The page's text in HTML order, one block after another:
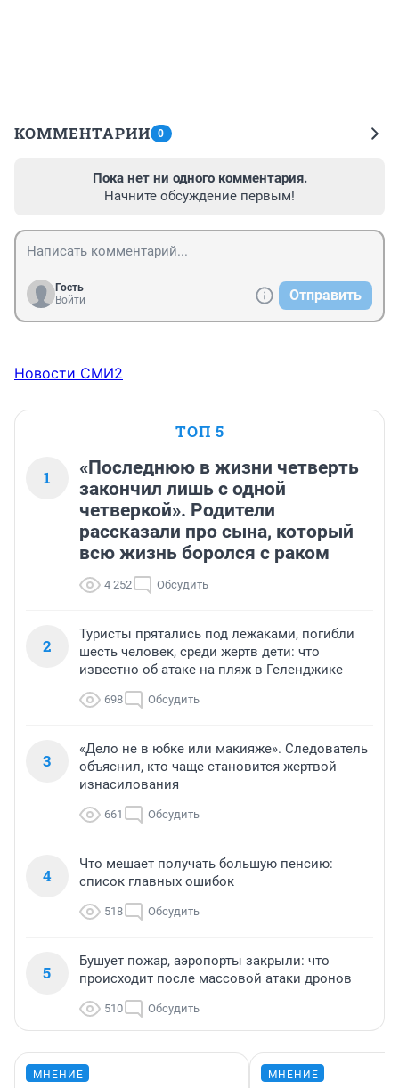
КОММЕНТАРИИ 0
Пока нет ни одного комментария.
Начните обсуждение первым!
Гость
Войти
Отправить
Новости СМИ2
ТОП 5
1
«Последнюю в жизни четверть
закончил лишь с одной
четверкой». Родители
рассказали про сына, который
всю жизнь боролся с раком
4 252 Обсудить
2
Туристы прятались под лежаками, погибли
шесть человек, среди жертв дети: что
известно об атаке на пляж в Геленджике
698 Обсудить
3
«Дело не в юбке или макияже». Следователь
объяснил, кто чаще становится жертвой
изнасилования
661 Обсудить
4
Что мешает получать большую пенсию:
список главных ошибок
518 Обсудить
5
Бушует пожар, аэропорты закрыли: что
происходит после массовой атаки дронов
510 Обсудить
МНЕНИЕ МНЕНИЕ